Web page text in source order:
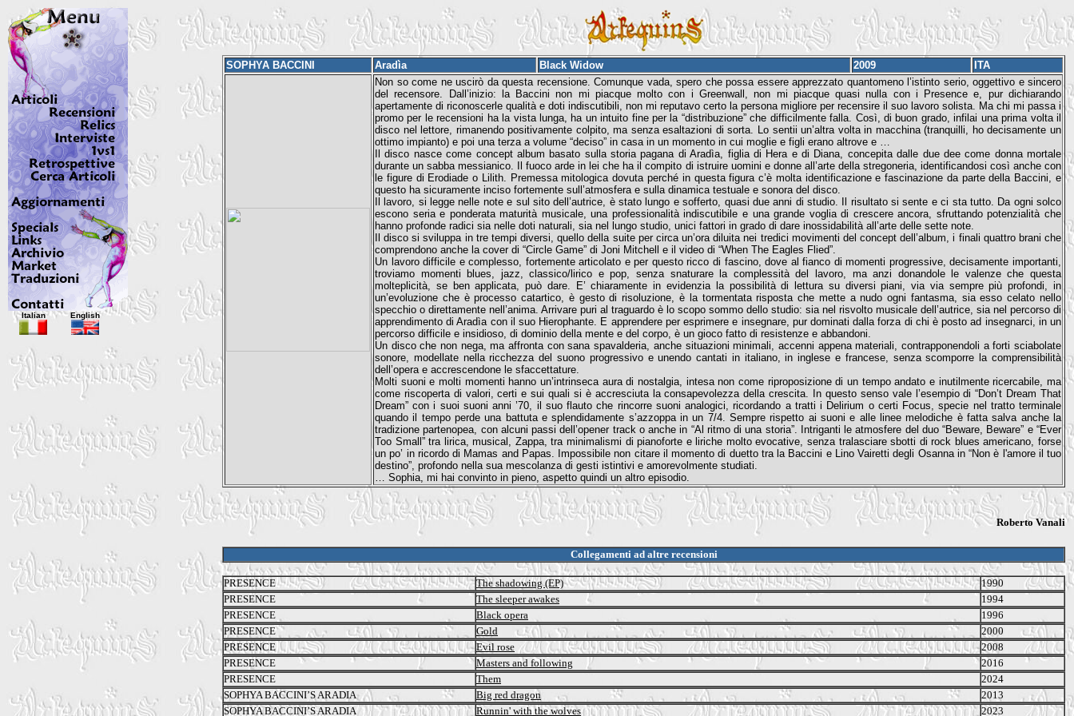
SOPHYA BACCINI Aradìa Black Widow 2009
ITA
Non so come ne uscirò da questa recensione. Comunque vada, spero che possa essere apprezzato quantomeno l’istinto serio, oggettivo e sincero
del recensore. Dall’inizio: la Baccini non mi piacque molto con i Greenwall, non mi piacque quasi nulla con i Presence e, pur dichiarando
apertamente di riconoscerle qualità e doti indiscutibili, non mi reputavo certo la persona migliore per recensire il suo lavoro solista. Ma chi mi passa i
promo per le recensioni ha la vista lunga, ha un intuito fine per la “distribuzione” che difficilmente falla. Così, di buon grado, infilai una prima volta il
disco nel lettore, rimanendo positivamente colpito, ma senza esaltazioni di sorta. Lo sentii un’altra volta in macchina (tranquilli, ho decisamente un
ottimo impianto) e poi una terza a volume “deciso” in casa in un momento in cui moglie e figli erano altrove e …
Il disco nasce come concept album basato sulla storia pagana di Aradìa, figlia di Hera e di Diana, concepita dalle due dee come donna mortale
durante un sabba messianico. Il fuoco arde in lei che ha il compito di istruire uomini e donne all’arte della stregoneria, identificandosi così anche con
le figure di Erodiade o Lilith. Premessa mitologica dovuta perché in questa figura c’è molta identificazione e fascinazione da parte della Baccini, e
questo ha sicuramente inciso fortemente sull’atmosfera e sulla dinamica testuale e sonora del disco.
Il lavoro, si legge nelle note e sul sito dell’autrice, è stato lungo e sofferto, quasi due anni di studio. Il risultato si sente e ci sta tutto. Da ogni solco
escono seria e ponderata maturità musicale, una professionalità indiscutibile e una grande voglia di crescere ancora, sfruttando potenzialità che
hanno profonde radici sia nelle doti naturali, sia nel lungo studio, unici fattori in grado di dare inossidabilità all’arte delle sette note.
Il disco si sviluppa in tre tempi diversi, quello della suite per circa un’ora diluita nei tredici movimenti del concept dell’album, i finali quattro brani che
comprendono anche la cover di “Circle Game” di Joni Mitchell e il video di “When The Eagles Flied”.
Un lavoro difficile e complesso, fortemente articolato e per questo ricco di fascino, dove al fianco di momenti progressive, decisamente importanti,
troviamo momenti blues, jazz, classico/lirico e pop, senza snaturare la complessità del lavoro, ma anzi donandole le valenze che questa
molteplicità, se ben applicata, può dare. E’ chiaramente in evidenzia la possibilità di lettura su diversi piani, via via sempre più profondi, in
un’evoluzione che è processo catartico, è gesto di risoluzione, è la tormentata risposta che mette a nudo ogni fantasma, sia esso celato nello
specchio o direttamente nell’anima. Arrivare puri al traguardo è lo scopo sommo dello studio: sia nel risvolto musicale dell’autrice, sia nel percorso di
apprendimento di Aradìa con il suo Hierophante. E apprendere per esprimere e insegnare, pur dominati dalla forza di chi è posto ad insegnarci, in un
percorso difficile e insidioso, di dominio della mente e del corpo, è un gioco fatto di resistenze e abbandoni.
Un disco che non nega, ma affronta con sana spavalderia, anche situazioni minimali, accenni appena materiali, contrapponendoli a forti sciabolate
sonore, modellate nella ricchezza del suono progressivo e unendo cantati in italiano, in inglese e francese, senza scomporre la comprensibilità
dell’opera e accrescendone le sfaccettature.
Molti suoni e molti momenti hanno un’intrinseca aura di nostalgia, intesa non come riproposizione di un tempo andato e inutilmente ricercabile, ma
come riscoperta di valori, certi e sui quali si è accresciuta la consapevolezza della crescita. In questo senso vale l’esempio di “Don’t Dream That
Dream” con i suoi suoni anni ’70, il suo flauto che rincorre suoni analogici, ricordando a tratti i Delirium o certi Focus, specie nel tratto terminale
quando il tempo perde una battuta e splendidamente s’azzoppa in un 7/4. Sempre rispetto ai suoni e alle linee melodiche è fatta salva anche la
tradizione partenopea, con alcuni passi dell’opener track o anche in “Al ritmo di una storia”. Intriganti le atmosfere del duo “Beware, Beware” e “Ever
Too Small” tra lirica, musical, Zappa, tra minimalismi di pianoforte e liriche molto evocative, senza tralasciare sbotti di rock blues americano, forse
un po’ in ricordo di Mamas and Papas. Impossibile non citare il momento di duetto tra la Baccini e Lino Vairetti degli Osanna in “Non è l'amore il tuo
destino”, profondo nella sua mescolanza di gesti istintivi e amorevolmente studiati.
… Sophia, mi hai convinto in pieno, aspetto quindi un altro episodio.
Roberto Vanali
Collegamenti ad altre recensioni
PRESENCE The shadowing (EP)
1990
PRESENCE
The sleeper awakes
1994
PRESENCE
Black opera
1996
PRESENCE
Gold
2000
PRESENCE
Evil rose
2008
PRESENCE
Masters and following
2016
PRESENCE
Them
2024
SOPHYA BACCINI’S ARADIA
Big red dragon
2013
SOPHYA BACCINI’S ARADIA
Runnin' with the wolves 2023
Italian English